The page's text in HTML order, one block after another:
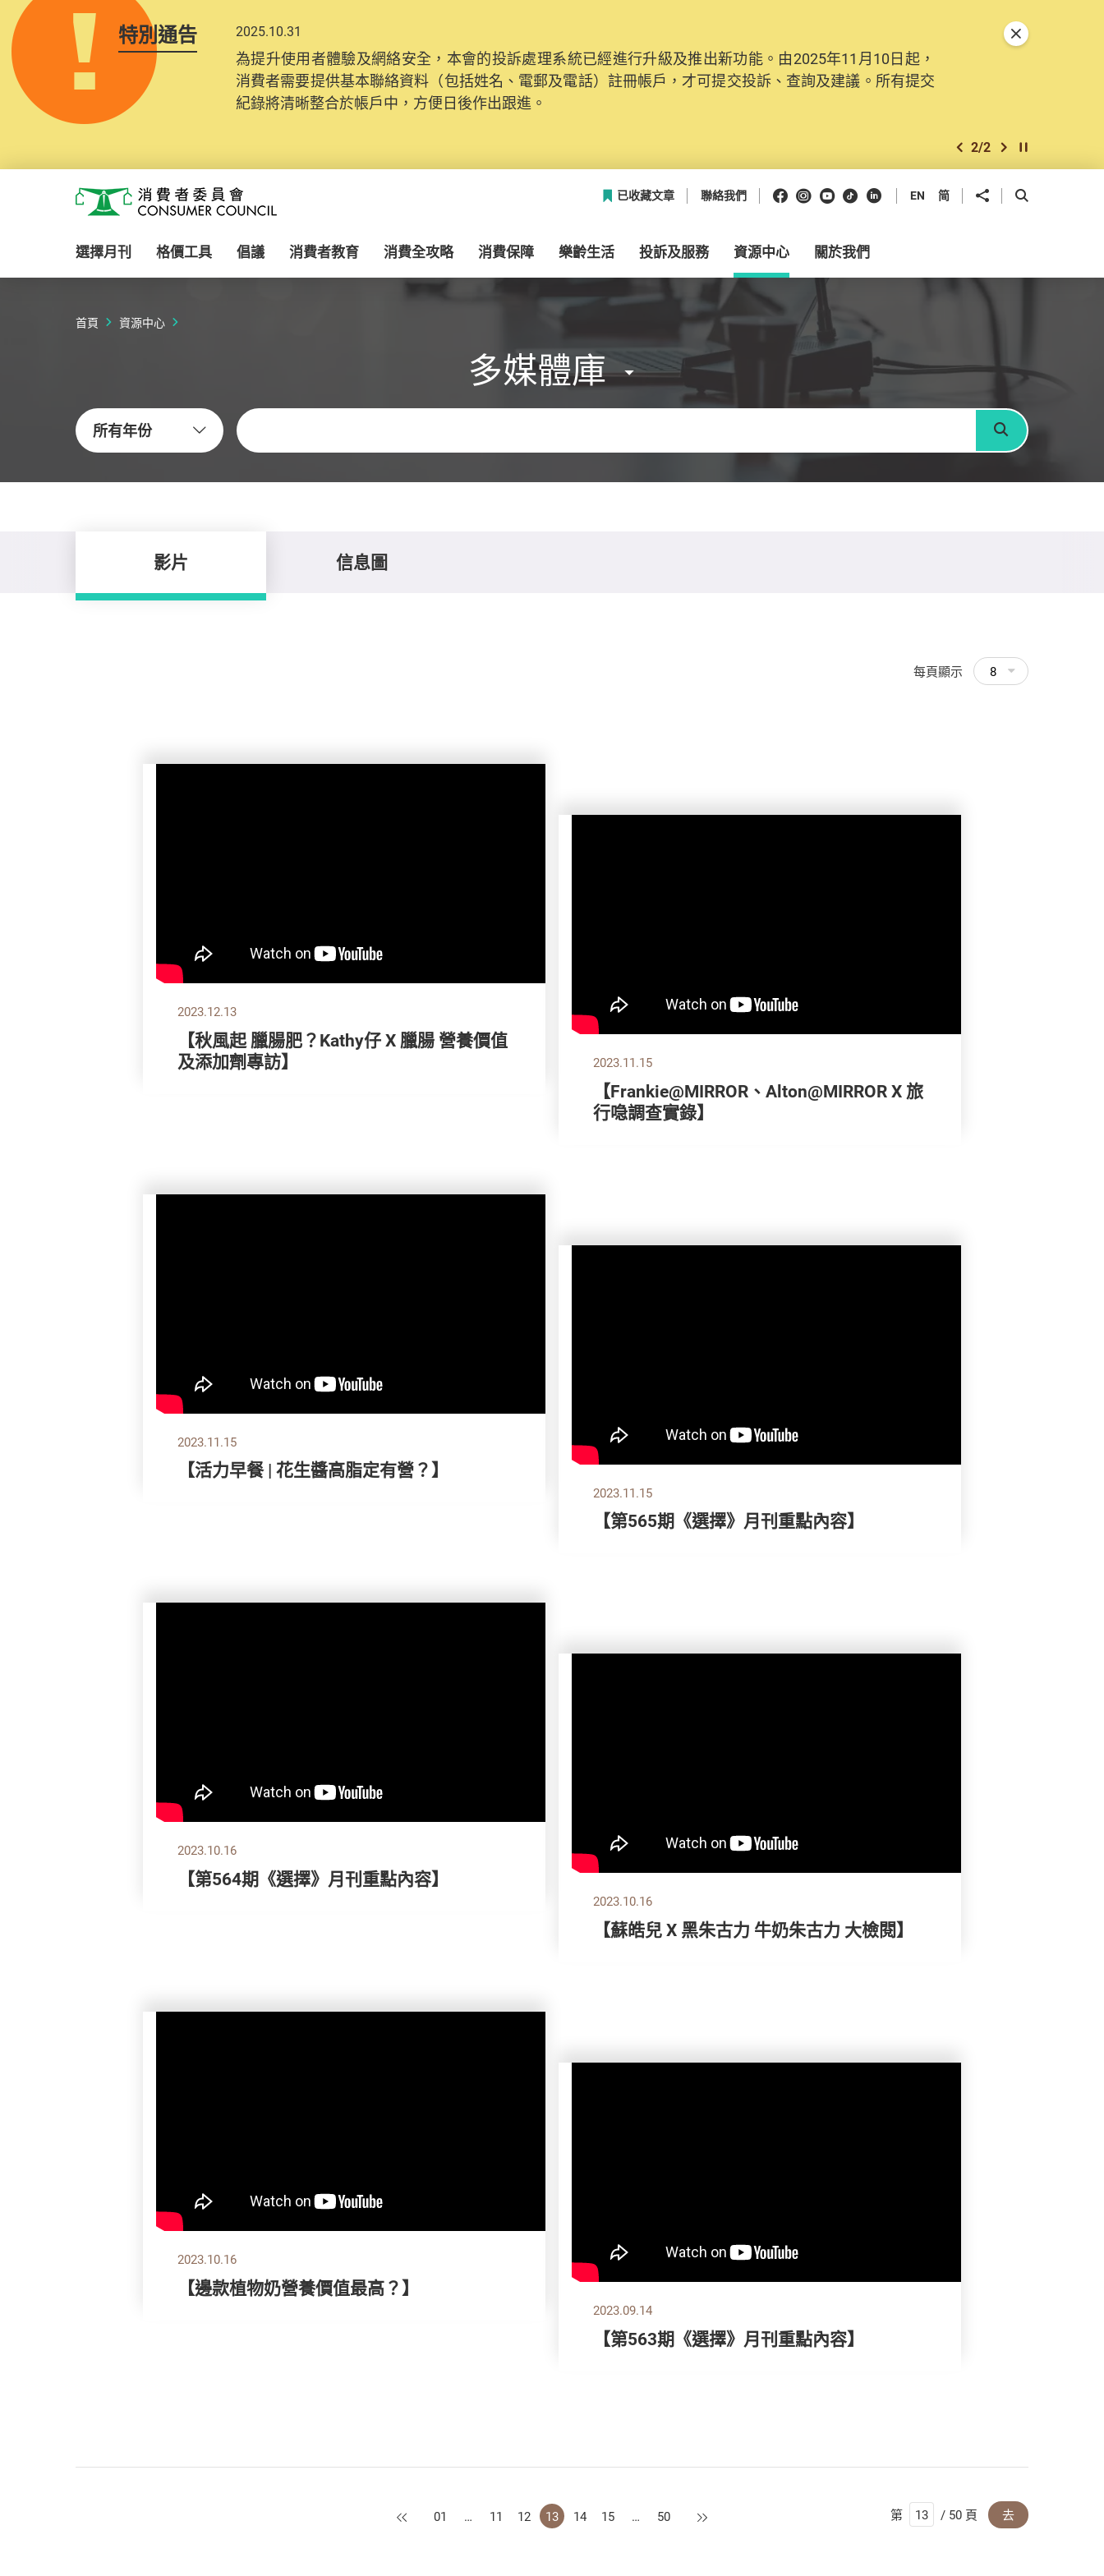
特別通告 2025.10.31
為提升使用者體驗及網絡安全，本會的投訴處理系統已經進行升級及推出新功能。由2025年11月10日起，
消費者需要提供基本聯絡資料（包括姓名、電郵及電話）註冊帳戶，才可提交投訴、查詢及建議。所有提交
紀錄將清晰整合於帳戶中，方便日後作出跟進。
上一個
2/2 下一個開始/暫停幻燈
關閉特別通告
消費者委員會
已收藏文章 聯絡我們 Facebook
Instagram
Youtube
抖音領英 EN 简 分享到 開啟搜尋框
選擇月刊 格價工具 倡議 消費者教育 消費全攻略 消費保障 樂齡生活 投訴及服務 資源中心 關於我們
首頁 資源中心
多媒體庫
所有年份
關鍵字
搜尋
影片 信息圖
每頁顯示 8
2023.12.13
【秋風起 臘腸肥？Kathy仔 X 臘腸 營養價值
及添加劑專訪】
2023.11.15
【Frankie@MIRROR、Alton@MIRROR X 旅
行喼調查實錄】
2023.11.15
【活力早餐 | 花生醬高脂定有營？】
2023.11.15
【第565期《選擇》月刊重點內容】
2023.10.16
【第564期《選擇》月刊重點內容】
2023.10.16
【蘇皓兒 X 黑朱古力 牛奶朱古力 大檢閱】
2023.10.16
【邊款植物奶營養價值最高？】
2023.09.14
【第563期《選擇》月刊重點內容】
上一頁
01 … 11 12 13 14 15 … 50 下一頁 第 / 50 頁 去